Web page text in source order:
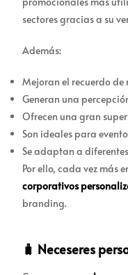
sectores gracias a su
Además:
Mejoran el recuerdo de
Generan una
Ofrecen una gran
Son ideales para
Se adaptan a
Por ello, cada vez más
corporativos
branding.
🧳 Neceseres